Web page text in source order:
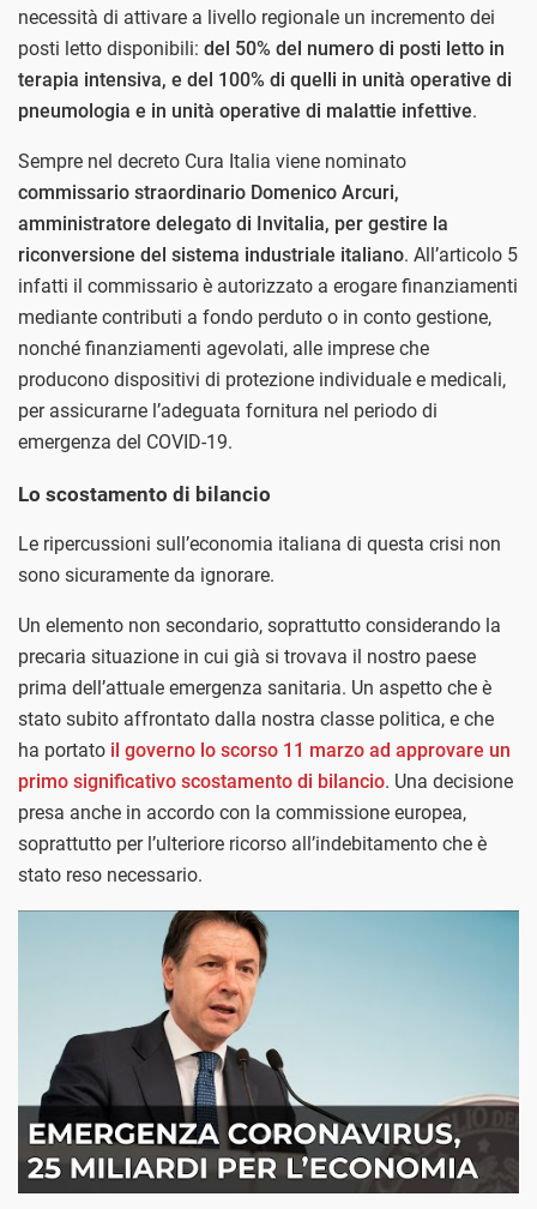
necessità di attivare a livello regionale un incremento dei
posti letto disponibili: del 50% del numero di posti letto in
terapia intensiva, e del 100% di quelli in unità operative di
pneumologia e in unità operative di malattie infettive.
Sempre nel decreto Cura Italia viene nominato
commissario straordinario Domenico Arcuri,
amministratore delegato di Invitalia, per gestire la
riconversione del sistema industriale italiano. All’articolo 5
infatti il commissario è autorizzato a erogare finanziamenti
mediante contributi a fondo per­duto o in conto gestione,
nonché finanzia­menti agevolati, alle imprese che
producono dispositivi di protezione individuale e medi­cali,
per assicurarne l’adeguata fornitura nel periodo di
emergenza del COVID-19.
Lo scostamento di bilancio
Le ripercussioni sull’economia italiana di questa crisi non
sono sicuramente da ignorare.
Un elemento non secondario, soprattutto considerando la
precaria situazione in cui già si trovava il nostro paese
prima dell’attuale emergenza sanitaria. Un aspetto che è
stato subito affrontato dalla nostra classe politica, e che
ha portato il governo lo scorso 11 marzo ad approvare un
primo significativo scostamento di bilancio. Una decisione
presa anche in accordo con la commissione europea,
soprattutto per l’ulteriore ricorso all’indebitamento che è
stato reso necessario.